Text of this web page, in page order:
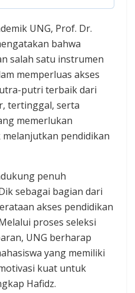
UNG, Prof. Dr.
bahwa
salah satu instrumen
memperluas akses
putri terbaik dari
tertinggal, serta
memerlukan
pendidikan
penuh
sebagai bagian dari
akses pendidikan
proses seleksi
UNG berharap
yang memiliki
kuat untuk
Hafidz.